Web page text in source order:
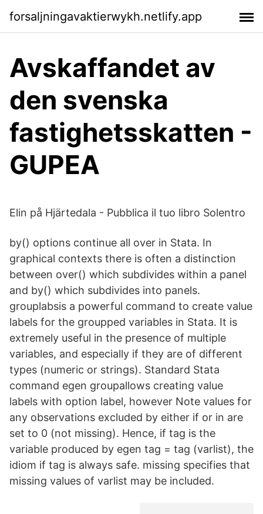
forsaljningavaktierwykh.netlify.app
Avskaffandet av
den svenska
fastighetsskatten -
GUPEA
Elin på Hjärtedala - Pubblica il tuo libro Solentro
by() options continue all over in Stata. In
graphical contexts there is often a distinction
between over() which subdivides within a panel
and by() which subdivides into panels.
grouplabsis a powerful command to create value
labels for the groupped variables in Stata. It is
extremely useful in the presence of multiple
variables, and especially if they are of different
types (numeric or strings). Standard Stata
command egen groupallows creating value
labels with option label, however Note values for
any observations excluded by either if or in are
set to 0 (not missing). Hence, if tag is the
variable produced by egen tag = tag (varlist), the
idiom if tag is always safe. missing specifies that
missing values of varlist may be included.